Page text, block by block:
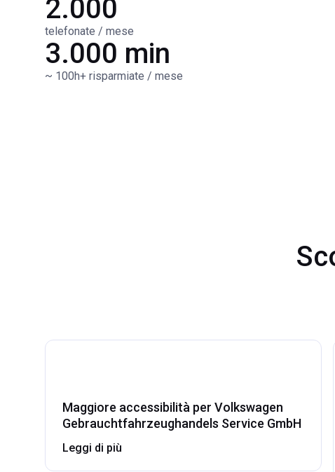
2.000
telefonate / mese
3.000 min
~ 100h+ risparmiate / mese
Maggiore accessibilità per Volkswagen
Gebrauchtfahrzeughandels Service GmbH
Leggi di più